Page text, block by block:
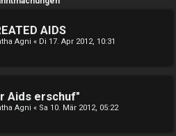
AIDS
Agni « Di 17. Apr 2012, 10:31
Aids erschuf"
Agni « Sa 10. Mär 2012, 05:22